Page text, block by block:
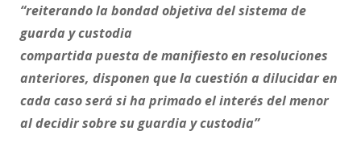
“reiterando la bondad objetiva del sistema de
guarda y custodia
compartida puesta de manifiesto en resoluciones
anteriores, disponen que la cuestión a dilucidar en
cada caso será si ha primado el interés del menor
al decidir sobre su guardia y custodia”